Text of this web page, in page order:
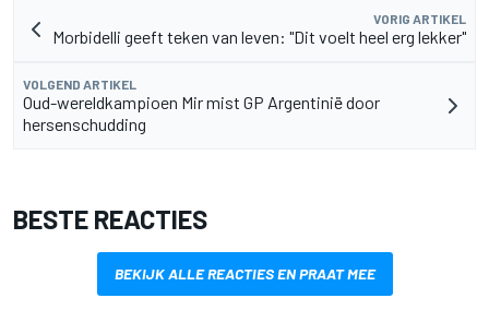
VORIG ARTIKEL
Morbidelli geeft teken van leven: "Dit voelt heel erg lekker"
VOLGEND ARTIKEL
Oud-wereldkampioen Mir mist GP Argentinië door
hersenschudding
BESTE REACTIES
BEKIJK ALLE REACTIES EN PRAAT MEE